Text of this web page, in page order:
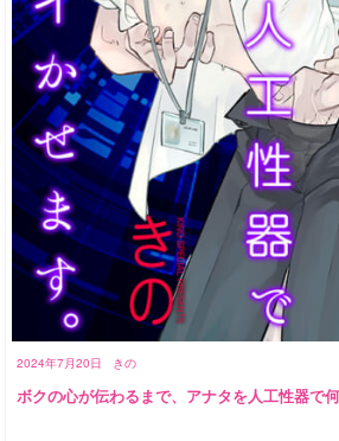
2024年7月20日 きの
ボクの心が伝わるまで、アナタを人工性器で